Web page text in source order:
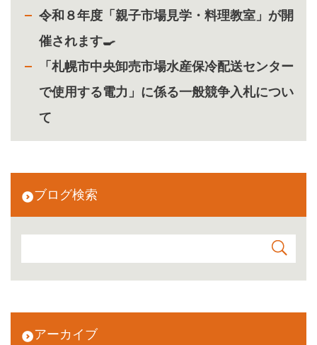
令和８年度「親子市場見学・料理教室」が開
催されます🍳
「札幌市中央卸売市場水産保冷配送センター
で使用する電力」に係る一般競争入札につい
て
ブログ検索
アーカイブ